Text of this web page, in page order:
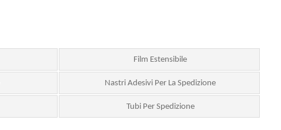
Film Estensibile
Nastri Adesivi Per La Spedizione
Tubi Per Spedizione